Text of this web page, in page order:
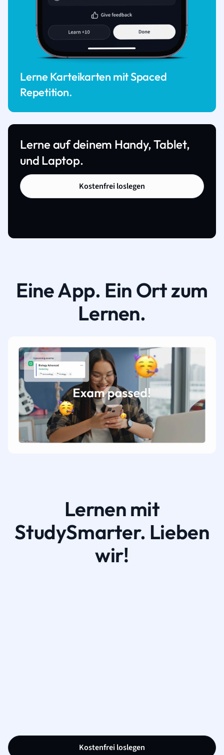
Lerne Karteikarten mit Spaced
Repetition.
Lerne auf deinem Handy, Tablet,
und Laptop.
Kostenfrei loslegen
Eine App. Ein Ort zum
Lernen.
Lernen mit
StudySmarter. Lieben
wir!
Kostenfrei loslegen